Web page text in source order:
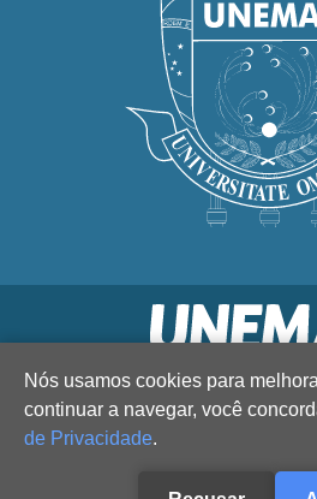
Nós usamos cookies para
continuar a navegar, você
de Privacidade.